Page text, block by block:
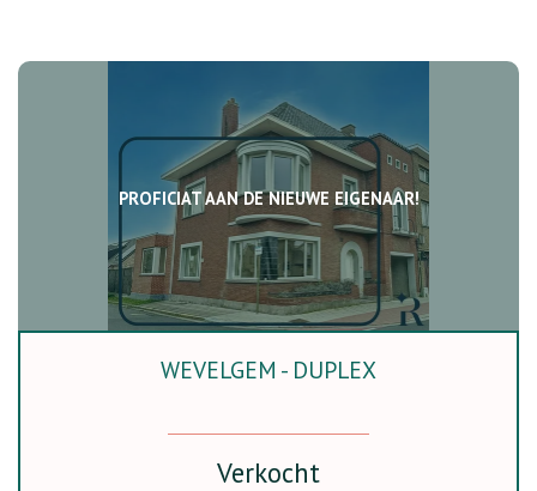
PROFICIAT AAN DE NIEUWE EIGENAAR!
142 m² 2 1
WEVELGEM - DUPLEX
Verkocht